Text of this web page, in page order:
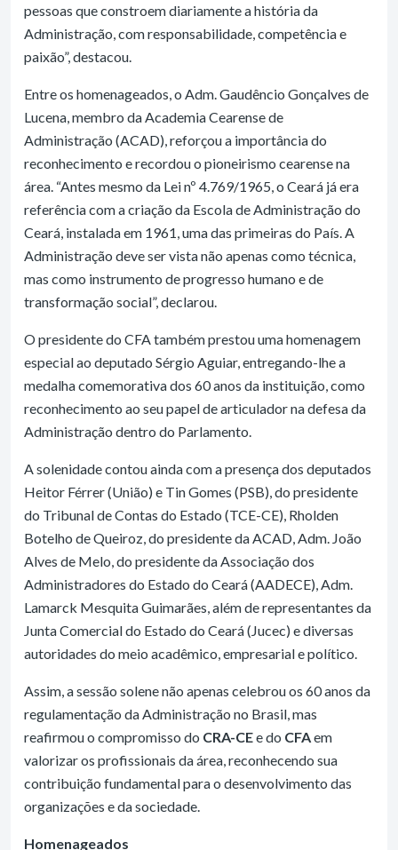
pessoas que constroem diariamente a história da
Administração, com responsabilidade, competência e
paixão”, destacou.
Entre os homenageados, o Adm. Gaudêncio Gonçalves de
Lucena, membro da Academia Cearense de
Administração (ACAD), reforçou a importância do
reconhecimento e recordou o pioneirismo cearense na
área. “Antes mesmo da Lei nº 4.769/1965, o Ceará já era
referência com a criação da Escola de Administração do
Ceará, instalada em 1961, uma das primeiras do País. A
Administração deve ser vista não apenas como técnica,
mas como instrumento de progresso humano e de
transformação social”, declarou.
O presidente do CFA também prestou uma homenagem
especial ao deputado Sérgio Aguiar, entregando-lhe a
medalha comemorativa dos 60 anos da instituição, como
reconhecimento ao seu papel de articulador na defesa da
Administração dentro do Parlamento.
A solenidade contou ainda com a presença dos deputados
Heitor Férrer (União) e Tin Gomes (PSB), do presidente
do Tribunal de Contas do Estado (TCE-CE), Rholden
Botelho de Queiroz, do presidente da ACAD, Adm. João
Alves de Melo, do presidente da Associação dos
Administradores do Estado do Ceará (AADECE), Adm.
Lamarck Mesquita Guimarães, além de representantes da
Junta Comercial do Estado do Ceará (Jucec) e diversas
autoridades do meio acadêmico, empresarial e político.
Assim, a sessão solene não apenas celebrou os 60 anos da
regulamentação da Administração no Brasil, mas
reafirmou o compromisso do CRA-CEe do CFAem
valorizar os profissionais da área, reconhecendo sua
contribuição fundamental para o desenvolvimento das
organizações e da sociedade.
Homenageados